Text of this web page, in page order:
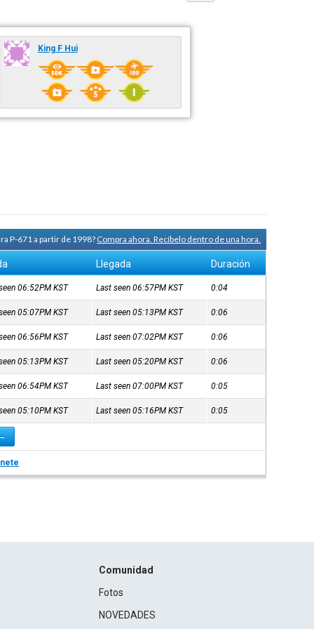
King F Hui
P-671 a partir de 1998?Compra ahora. Recíbelo dentro de una hora.
Llegada Duración
06:52PMKST Last seen 06:57PMKST 0:04
05:07PMKST Last seen 05:13PMKST 0:06
06:56PMKST Last seen 07:02PMKST 0:06
05:13PMKST Last seen 05:20PMKST 0:06
06:54PMKST Last seen 07:00PMKST 0:05
05:10PMKST Last seen 05:16PMKST 0:05
Comunidad
Fotos
NOVEDADES